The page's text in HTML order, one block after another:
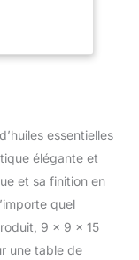
dormir,
un boost
:
et peut
Notre
parfumer
essentielles
élégante et
et sa finition en
quel
9 x 9 x 15
une table de